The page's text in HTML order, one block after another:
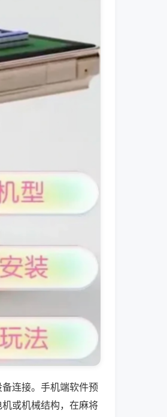
连接。手机端软件预
或机械结构，在麻将